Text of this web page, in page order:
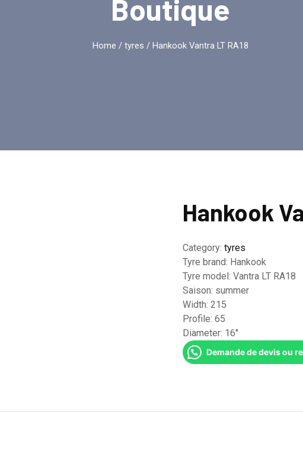
Boutique
Home / tyres / Hankook Vantra LT RA18
Hankook
Category:tyres
Tyre brand: Hankook
Tyre model:Vantra LT RA18
Saison: summer
Width:215
Profile:65
Diameter: 16''
Demande de devis ou